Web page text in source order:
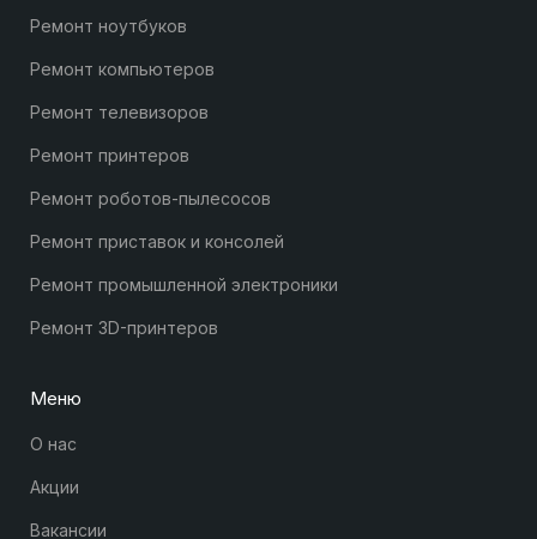
Ремонт ноутбуков
Ремонт компьютеров
Ремонт телевизоров
Ремонт принтеров
Ремонт роботов-пылесосов
Ремонт приставок и консолей
Ремонт промышленной электроники
Ремонт 3D-принтеров
Меню
О нас
Акции
Вакансии